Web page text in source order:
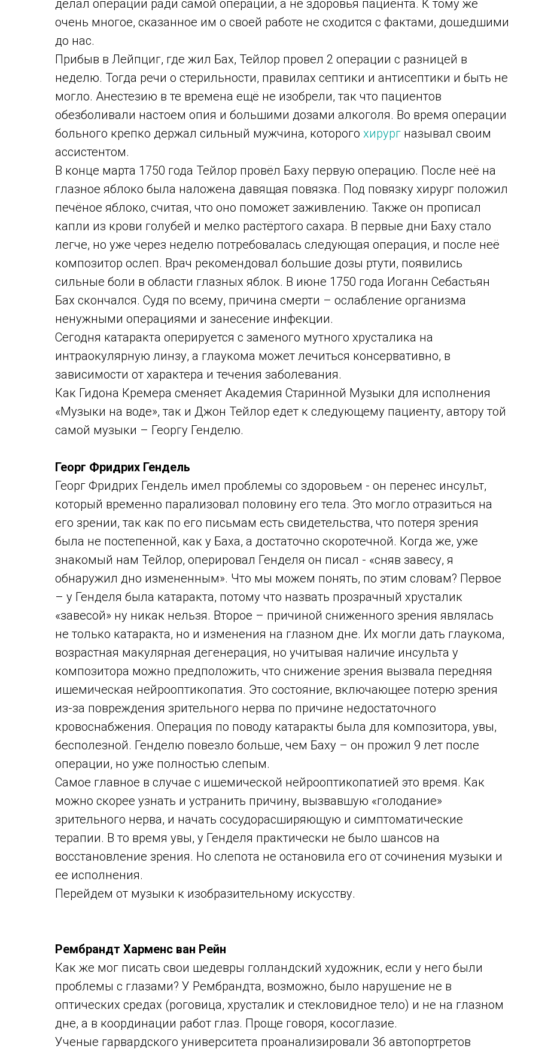
делал операции ради самой операции, а не здоровья пациента. К тому же
очень многое, сказанное им о своей работе не сходится с фактами, дошедшими
до нас.
Прибыв в Лейпциг, где жил Бах, Тейлор провел 2 операции с разницей в
неделю. Тогда речи о стерильности, правилах септики и антисептики и быть не
могло. Анестезию в те времена ещё не изобрели, так что пациентов
обезболивали настоем опия и большими дозами алкоголя. Во время операции
больного крепко держал сильный мужчина, которого хирург называл своим
ассистентом.
В конце марта 1750 года Тейлор провёл Баху первую операцию. После неё на
глазное яблоко была наложена давящая повязка. Под повязку хирург положил
печёное яблоко, считая, что оно поможет заживлению. Также он прописал
капли из крови голубей и мелко растёртого сахара. В первые дни Баху стало
легче, но уже через неделю потребовалась следующая операция, и после неё
композитор ослеп. Врач рекомендовал большие дозы ртути, появились
сильные боли в области глазных яблок. В июне 1750 года Иоганн Себастьян
Бах скончался. Судя по всему, причина смерти – ослабление организма
ненужными операциями и занесение инфекции.
Сегодня катаракта оперируется с заменого мутного хрусталика на
интраокулярную линзу, а глаукома может лечиться консервативно, в
зависимости от характера и течения заболевания.
Как Гидона Кремера сменяет Академия Старинной Музыки для исполнения
«Музыки на воде», так и Джон Тейлор едет к следующему пациенту, автору той
самой музыки – Георгу Генделю.
Георг Фридрих Гендель
Георг Фридрих Гендель имел проблемы со здоровьем - он перенес инсульт,
который временно парализовал половину его тела. Это могло отразиться на
его зрении, так как по его письмам есть свидетельства, что потеря зрения
была не постепенной, как у Баха, а достаточно скоротечной. Когда же, уже
знакомый нам Тейлор, оперировал Генделя он писал - «сняв завесу, я
обнаружил дно измененным». Что мы можем понять, по этим словам? Первое
– у Генделя была катаракта, потому что назвать прозрачный хрусталик
«завесой» ну никак нельзя. Второе – причиной сниженного зрения являлась
не только катаракта, но и изменения на глазном дне. Их могли дать глаукома,
возрастная макулярная дегенерация, но учитывая наличие инсульта у
композитора можно предположить, что снижение зрения вызвала передняя
ишемическая нейрооптикопатия. Это состояние, включающее потерю зрения
из-за повреждения зрительного нерва по причине недостаточного
кровоснабжения. Операция по поводу катаракты была для композитора, увы,
бесполезной. Генделю повезло больше, чем Баху – он прожил 9 лет после
операции, но уже полностью слепым.
Самое главное в случае с ишемической нейрооптикопатией это время. Как
можно скорее узнать и устранить причину, вызвавшую «голодание»
зрительного нерва, и начать сосудорасширяющую и симптоматические
терапии. В то время увы, у Генделя практически не было шансов на
восстановление зрения. Но слепота не остановила его от сочинения музыки и
ее исполнения.
Перейдем от музыки к изобразительному искусству.
Рембрандт Харменс ван Рейн
Как же мог писать свои шедевры голландский художник, если у него были
проблемы с глазами? У Рембрандта, возможно, было нарушение не в
оптических средах (роговица, хрусталик и стекловидное тело) и не на глазном
дне, а в координации работ глаз. Проще говоря, косоглазие.
Ученые гарвардского университета проанализировали 36 автопортретов